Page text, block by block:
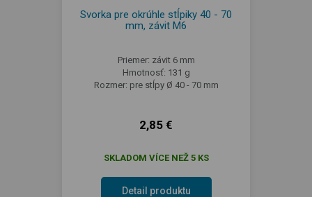
Svorka pre okrúhle stĺpiky 40 - 70
mm, závit M6
Priemer: závit 6 mm
Hmotnosť: 131 g
Rozmer: pre stĺpy Ø 40 - 70 mm
2,85 €
SKLADOM VÍCE NEŽ 5 KS
Detail produktu